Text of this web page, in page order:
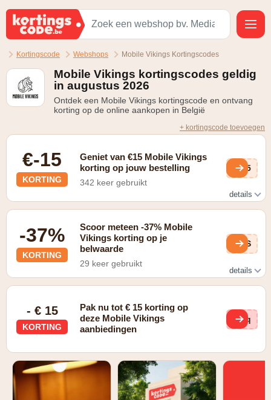
Kortingscode Webshops Mobile Vikings Kortingscodes
Mobile Vikings kortingscodes geldig
in augustus 2026
Ontdek een Mobile Vikings kortingscode en ontvang
korting op de online aankopen in België
+ kortingscode toevoegen
€-15
KORTING
Geniet van €15 Mobile Vikings
korting op jouw bestelling
342 keer gebruikt
cs5
details
één andere vriend overtuigen om zich ook in te schrijven.
Vervolgens krijg jij een beloning van 15 Vikingpunten, ter
waarde van €15
-37%
KORTING
Scoor meteen -37% Mobile
Vikings korting op je
belwaarde
29 keer gebruikt
0iS
details
belope van -37%!
- € 15
KORTING
Pak nu tot € 15 korting op
deze Mobile Vikings
aanbiedingen
pIq